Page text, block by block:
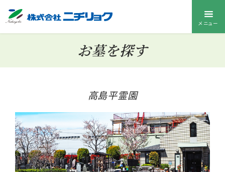
メニュー
お墓を探す
高島平霊園